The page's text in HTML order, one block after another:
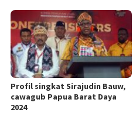
Profil singkat Sirajudin Bauw,
cawagub Papua Barat Daya
2024